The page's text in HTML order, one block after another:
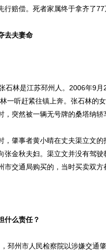
行赔偿。死者家属终于拿齐了
去夫妻命
林是江苏邳州人。2006年9月
一听赶紧往镇上奔。张石林的
，突然被一辆无号牌的桑塔纳轿
肇事者黄小晴在丈夫渠立文的
张金秋夫妇。渠立文并没有驾
市交通局购买的，当时买卖双方
么责任？
州市人民检察院以涉嫌交通肇